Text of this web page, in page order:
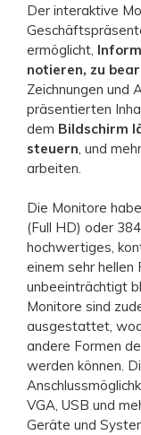
Der interaktive
ermöglicht,
notieren, zu
Zeichnungen und
präsentierten
dem Bildschirm
steuern , und
arbeiten.
Die Monitore
(Full HD) oder
hochwertiges,
einem sehr hellen
unbeeinträchtigt
Monitore sind
ausgestattet,
andere Formen
werden können.
VGA, USB und
Geräte und